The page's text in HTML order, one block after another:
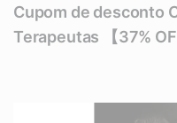
Cupom de desconto
Terapeutas 【37%